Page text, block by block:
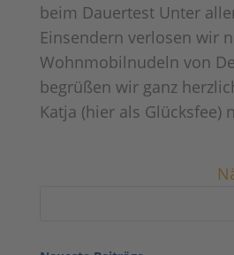
beim Dauertest Unter
Einsendern verlosen wir
Wohnmobilnudeln von
begrüßen wir ganz
Katja (hier als Glücksfee)